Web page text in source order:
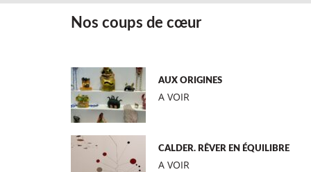
Nos coups de cœur
AUX ORIGINES
A VOIR
CALDER. RÊVER EN ÉQUILIBRE
A VOIR